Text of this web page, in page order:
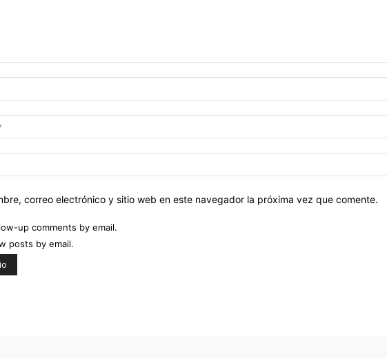
correo electrónico y sitio web en este navegador la próxima vez que comente.
up comments by email.
posts by email.